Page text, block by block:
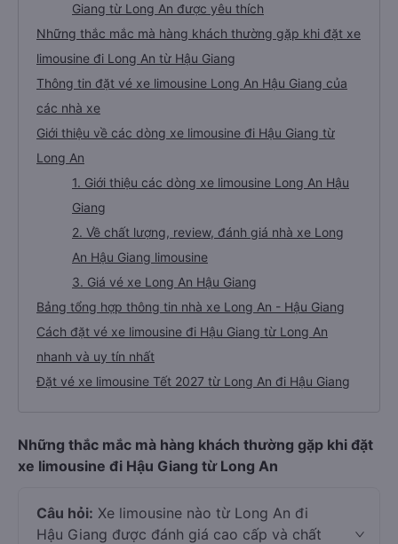
Giang từ Long An được yêu thích
Những thắc mắc mà hàng khách thường gặp khi đặt xe
limousine đi Long An từ Hậu Giang
Thông tin đặt vé xe limousine Long An Hậu Giang của
các nhà xe
Giới thiệu về các dòng xe limousine đi Hậu Giang từ
Long An
1. Giới thiệu các dòng xe limousine Long An Hậu
Giang
2. Về chất lượng, review, đánh giá nhà xe Long
An Hậu Giang limousine
3. Giá vé xe Long An Hậu Giang
Bảng tổng hợp thông tin nhà xe Long An - Hậu Giang
Cách đặt vé xe limousine đi Hậu Giang từ Long An
nhanh và uy tín nhất
Đặt vé xe limousine Tết 2027 từ Long An đi Hậu Giang
Những thắc mắc mà hàng khách thường gặp khi đặt
xe limousine đi Hậu Giang từ Long An
Câu hỏi: Xe limousine nào từ Long An đi
Hậu Giang được đánh giá cao cấp và chất